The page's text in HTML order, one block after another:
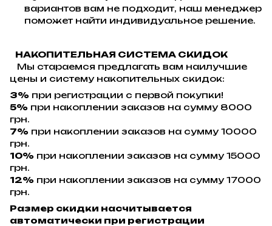
вариантов вам не подходит, наш менеджер
поможет найти индивидуальное решение.
НАКОПИТЕЛЬНАЯ СИСТЕМА СКИДОК
Мы стараемся предлагать вам наилучшие
цены и систему накопительных скидок:
3% при регистрации с первой покупки!
5% при накоплении заказов на сумму 8000
грн.
7% при накоплении заказов на сумму 10000
грн.
10% при накоплении заказов на сумму 15000
грн.
12% при накоплении заказов на сумму 17000
грн.
Размер скидки насчитывается
автоматически при регистрации